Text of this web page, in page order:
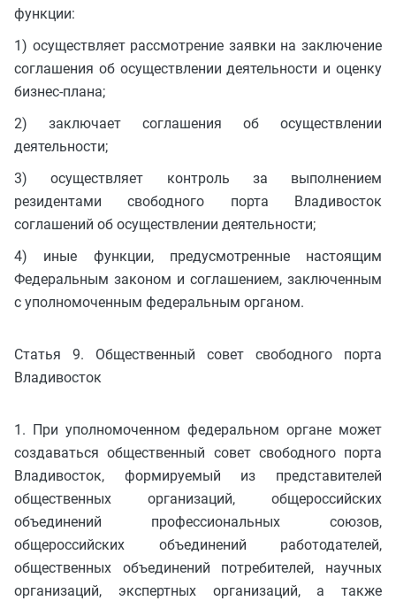
функции:
1) осуществляет рассмотрение заявки на заключение
соглашения об осуществлении деятельности и оценку
бизнес-плана;
2) заключает соглашения об осуществлении
деятельности;
3) осуществляет контроль за выполнением
резидентами свободного порта Владивосток
соглашений об осуществлении деятельности;
4) иные функции, предусмотренные настоящим
Федеральным законом и соглашением, заключенным
с уполномоченным федеральным органом.
Статья 9. Общественный совет свободного порта
Владивосток
1. При уполномоченном федеральном органе может
создаваться общественный совет свободного порта
Владивосток, формируемый из представителей
общественных организаций, общероссийских
объединений профессиональных союзов,
общероссийских объединений работодателей,
общественных объединений потребителей, научных
организаций, экспертных организаций, а также